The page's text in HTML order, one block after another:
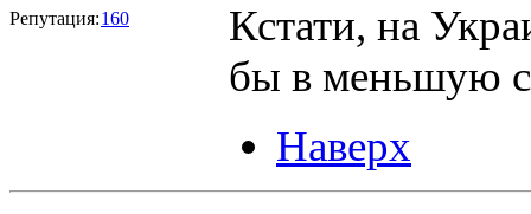
Репутация:160
Кстати, на
бы в меньшую
Наверх